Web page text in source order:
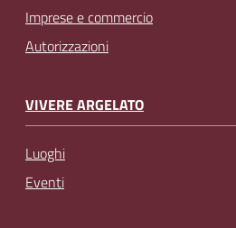
Imprese e commercio
Autorizzazioni
VIVERE ARGELATO
Luoghi
Eventi